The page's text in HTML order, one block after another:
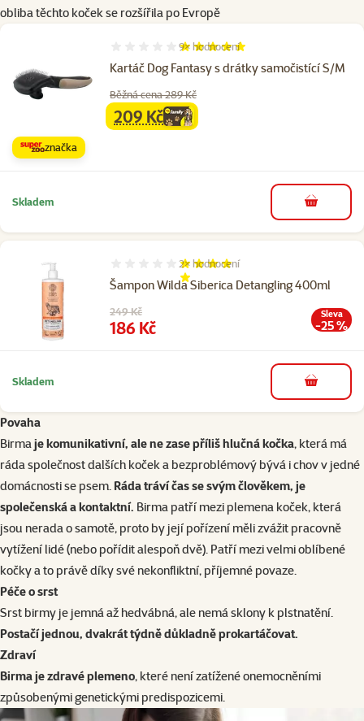
obliba těchto koček se rozšířila po Evropě
Kartáč Dog Fantasy s drátky samočistící S/M
Hodnocení 100%, počet hodnocení: 9
9× hodnocení
Běžná cena 289 Kč
familycena
209 Kč
značka
Skladem do košíku
Šampon Wilda Siberica Detangling 400ml
Hodnocení 90%, počet hodnocení: 2
2× hodnocení
Původní cena
249 Kč
Cena
186 Kč
Sleva
-25 %
Skladem do košíku
Povaha
Birma je komunikativní, ale ne zase příliš hlučná kočka, která má
ráda společnost dalších koček a bezproblémový bývá i chov v jedné
domácnosti se psem. Ráda tráví čas se svým člověkem, je
společenská a kontaktní. Birma patří mezi plemena koček, která
jsou nerada o samotě, proto by její pořízení měli zvážit pracovně
vytížení lidé (nebo pořídit alespoň dvě). Patří mezi velmi oblíbené
kočky a to právě díky své nekonfliktní, příjemné povaze.
Péče o srst
Srst birmy je jemná až hedvábná, ale nemá sklony k plstnatění.
Postačí jednou, dvakrát týdně důkladně prokartáčovat.
Zdraví
Birma je zdravé plemeno, které není zatížené onemocněními
způsobenými genetickými predispozicemi.